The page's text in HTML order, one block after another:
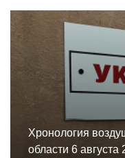
Хронология
области 6 августа